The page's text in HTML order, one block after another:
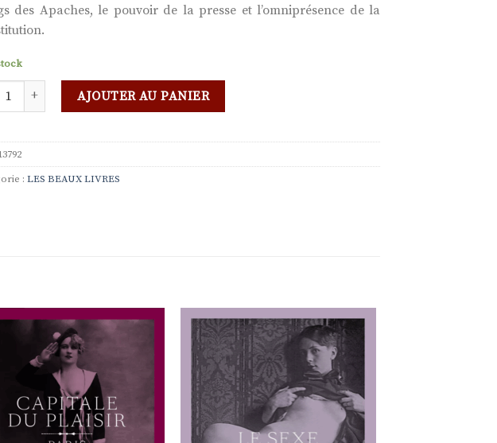
des Apaches, le pouvoir de la presse et l’omniprésence de la
de CASQUE D'OR, UNE HISTOIRE VRAIE
AJOUTER AU PANIER
: LES BEAUX LIVRES
souhaits
Ajouter
à la
liste de
souhaits